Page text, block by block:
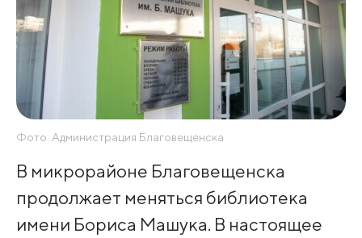
Фото: Администрация Благовещенска
В микрорайоне Благовещенска
продолжает меняться библиотека
имени Бориса Машука. В настоящее